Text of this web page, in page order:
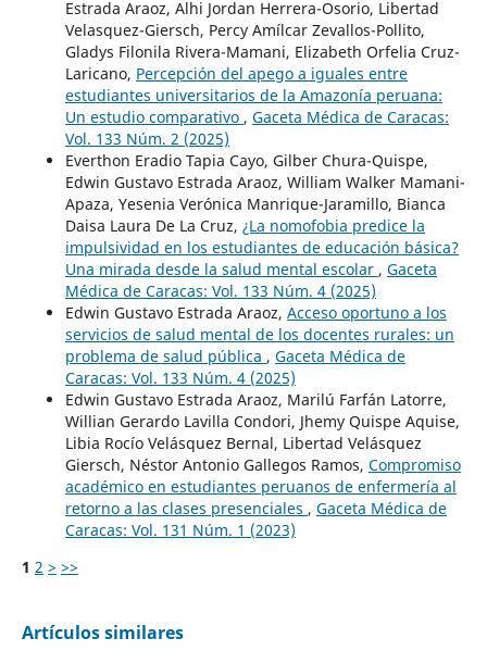
Estrada Araoz, Alhi Jordan Herrera-Osorio, Libertad
Velasquez-Giersch, Percy Amílcar Zevallos-Pollito,
Gladys Filonila Rivera-Mamani, Elizabeth Orfelia Cruz-
Laricano, Percepción del apego a iguales entre
estudiantes universitarios de la Amazonía peruana:
Un estudio comparativo , Gaceta Médica de Caracas:
Vol. 133 Núm. 2 (2025)
Everthon Eradio Tapia Cayo, Gilber Chura-Quispe,
Edwin Gustavo Estrada Araoz, William Walker Mamani-
Apaza, Yesenia Verónica Manrique-Jaramillo, Bianca
Daisa Laura De La Cruz, ¿La nomofobia predice la
impulsividad en los estudiantes de educación básica?
Una mirada desde la salud mental escolar , Gaceta
Médica de Caracas: Vol. 133 Núm. 4 (2025)
Edwin Gustavo Estrada Araoz, Acceso oportuno a los
servicios de salud mental de los docentes rurales: un
problema de salud pública , Gaceta Médica de
Caracas: Vol. 133 Núm. 4 (2025)
Edwin Gustavo Estrada Araoz, Marilú Farfán Latorre,
Willian Gerardo Lavilla Condori, Jhemy Quispe Aquise,
Libia Rocío Velásquez Bernal, Libertad Velásquez
Giersch, Néstor Antonio Gallegos Ramos, Compromiso
académico en estudiantes peruanos de enfermería al
retorno a las clases presenciales , Gaceta Médica de
Caracas: Vol. 131 Núm. 1 (2023)
1 2 > >>
Artículos similares